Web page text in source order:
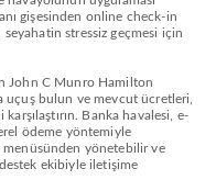
gişesinden online check-in
stressiz geçmesi için
John C Munro Hamilton
uçuş bulun ve mevcut ücretleri,
Banka havalesi, e-
ödeme yöntemiyle
menüsünden yönetebilir ve
ekibiyle iletişime